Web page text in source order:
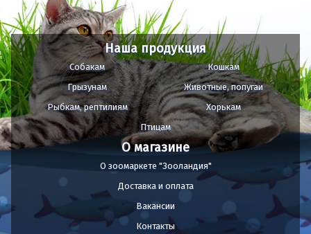
Наша продукция
Собакам
Кошкам
Грызунам
Животные, попугаи
Рыбкам, рептилиям
Хорькам
Птицам
О магазине
О зоомаркете "Зооландия"
Доставка и оплата
Вакансии
Контакты